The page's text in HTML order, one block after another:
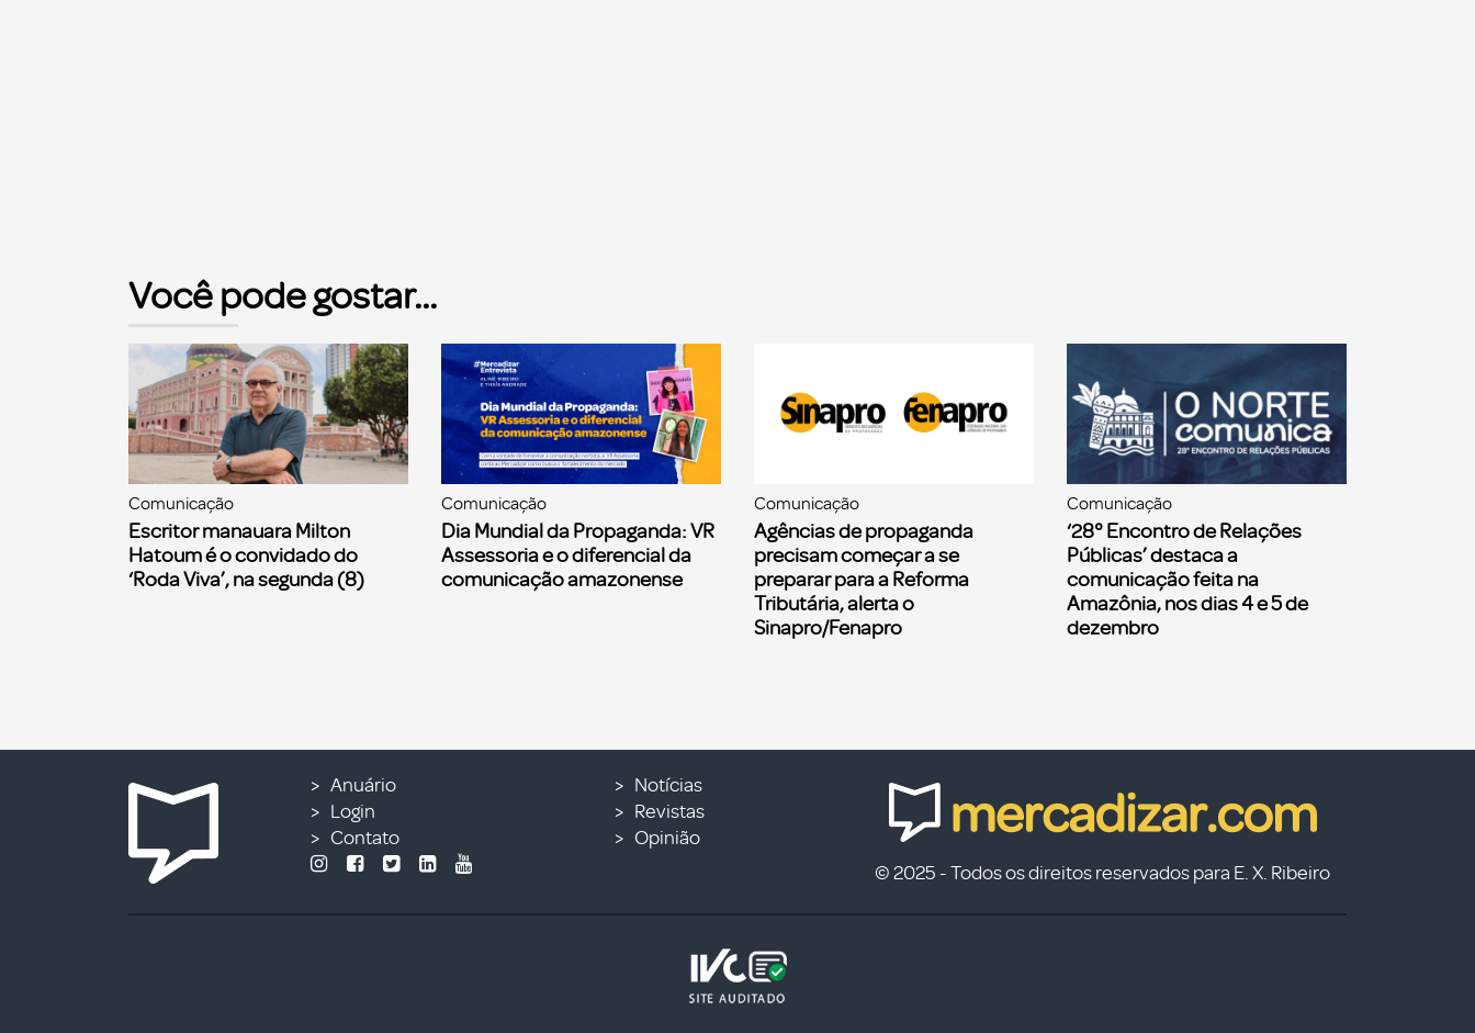
Você pode gostar...
Comunicação
Escritor manauara Milton
Hatoum é o convidado do
‘Roda Viva’, na segunda (8)
Comunicação
Dia Mundial da Propaganda: VR
Assessoria e o diferencial da
comunicação amazonense
Comunicação
Agências de propaganda
precisam começar a se
preparar para a Reforma
Tributária, alerta o
Sinapro/Fenapro
Comunicação
‘28° Encontro de Relações
Públicas’ destaca a
comunicação feita na
Amazônia, nos dias 4 e 5 de
dezembro
Anuário
Login
Contato
Notícias
Revistas
Opinião
© 2025 - Todos os direitos reservados para E. X. Ribeiro